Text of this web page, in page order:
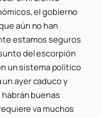
el gobierno
aún no han
estamos seguros
del escorpión
un sistema político
ayer caduco y
buenas
va muchos